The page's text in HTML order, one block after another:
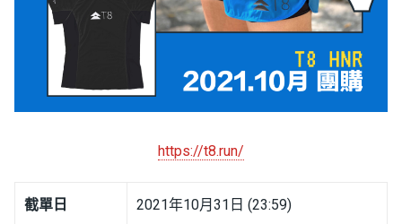
https://t8.run/
截單日 2021年10月31日 (23:59)